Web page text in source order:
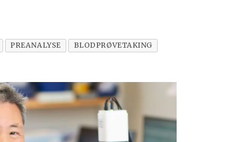
PREANALYSE BLODPRØVETAKING